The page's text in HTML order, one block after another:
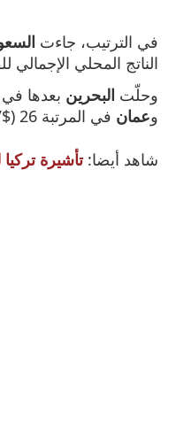
في الترتيب، جاءت
الناتج المحلي الإجمالي للفرد
وحلّت البحرين
وعمان في المرتبة 26 ($43,737).
شاهد أيضا:تأشيرة